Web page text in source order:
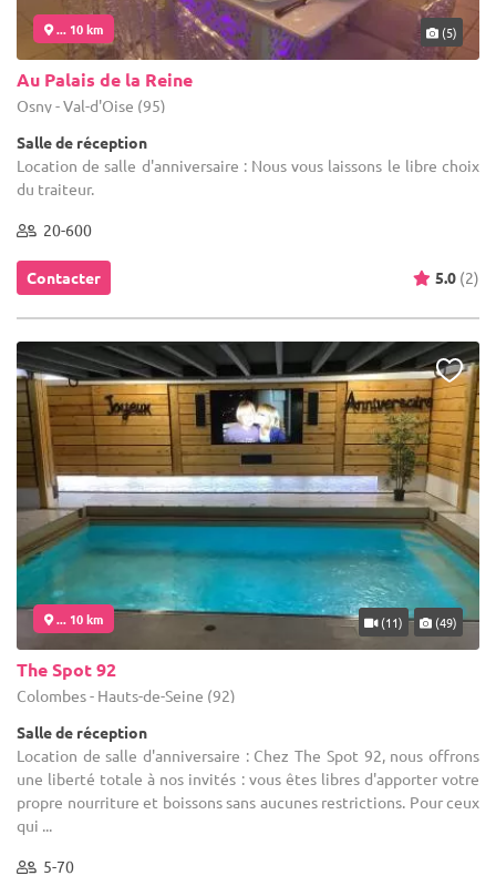
... 10 km (5)
Au Palais de la Reine
Osny - Val-d'Oise (95)
Salle de réception
Location de salle d'anniversaire : Nous vous laissons le libre choix
du traiteur.
20-600
Contacter 5.0 (2)
... 10 km (11) (49)
The Spot 92
Colombes - Hauts-de-Seine (92)
Salle de réception
Location de salle d'anniversaire : Chez The Spot 92, nous offrons
une liberté totale à nos invités : vous êtes libres d'apporter votre
propre nourriture et boissons sans aucunes restrictions. Pour ceux
qui ...
5-70